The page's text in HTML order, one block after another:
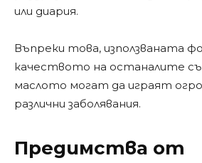
или диария.
Въпреки това, използваната
качеството на останалите
маслото могат да играят
различни заболявания.
Предимства от